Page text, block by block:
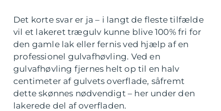
Det korte svar er ja – i langt de fleste tilfælde
vil et lakeret trægulv kunne blive 100% fri for
den gamle lak eller fernis ved hjælp af en
professionel gulvafhøvling. Ved en
gulvafhøvling fjernes helt op til en halv
centimeter af gulvets overflade, såfremt
dette skønnes nødvendigt – her under den
lakerede del af overfladen.